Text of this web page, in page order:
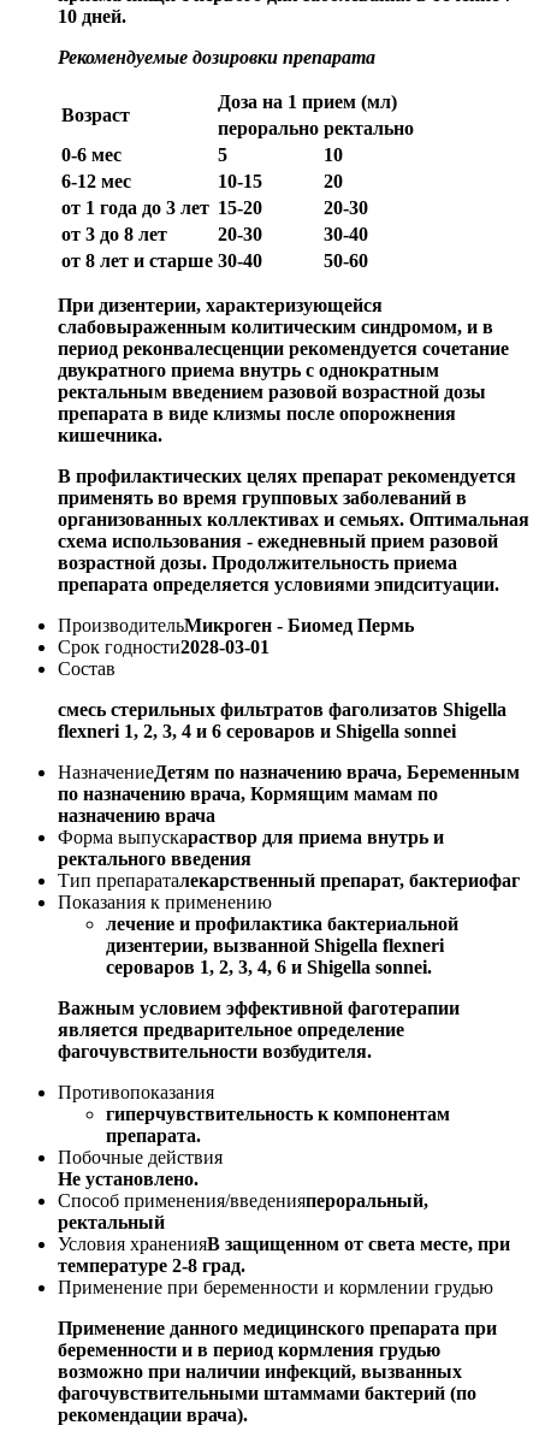
10 дней.
Рекомендуемые дозировки препарата
Возраст
Доза на 1 прием (мл)
перорально ректально
0-6 мес
5
10
6-12 мес
10-15
20
от 1 года до 3 лет 15-20
20-30
от 3 до 8 лет
20-30
30-40
от 8 лет и старше 30-40 50-60
При дизентерии, характеризующейся
слабовыраженным колитическим синдромом, и в
период реконвалесценции рекомендуется сочетание
двукратного приема внутрь с однократным
ректальным введением разовой возрастной дозы
препарата в виде клизмы после опорожнения
кишечника.
В профилактических целях препарат рекомендуется
применять во время групповых заболеваний в
организованных коллективах и семьях. Оптимальная
схема использования - ежедневный прием разовой
возрастной дозы. Продолжительность приема
препарата определяется условиями эпидситуации.
ПроизводительМикроген - Биомед Пермь
Срок годности2028-03-01
Состав
смесь стерильных фильтратов фаголизатов Shigella
flexneri 1, 2, 3, 4 и 6 сероваров и Shigella sonnei
НазначениеДетям по назначению врача, Беременным
по назначению врача, Кормящим мамам по
назначению врача
Форма выпускараствор для приема внутрь и
ректального введения
Тип препараталекарственный препарат, бактериофаг
Показания к применению
лечение и профилактика бактериальной
дизентерии, вызванной Shigella flexneri
сероваров 1, 2, 3, 4, 6 и Shigella sonnei.
Важным условием эффективной фаготерапии
является предварительное определение
фагочувствительности возбудителя.
Противопоказания
гиперчувствительность к компонентам
препарата.
Побочные действия
Не установлено.
Способ применения/введенияпероральный,
ректальный
Условия храненияВ защищенном от света месте, при
температуре 2-8 град.
Применение при беременности и кормлении грудью
Применение данного медицинского препарата при
беременности и в период кормления грудью
возможно при наличии инфекций, вызванных
фагочувствительными штаммами бактерий (по
рекомендации врача).